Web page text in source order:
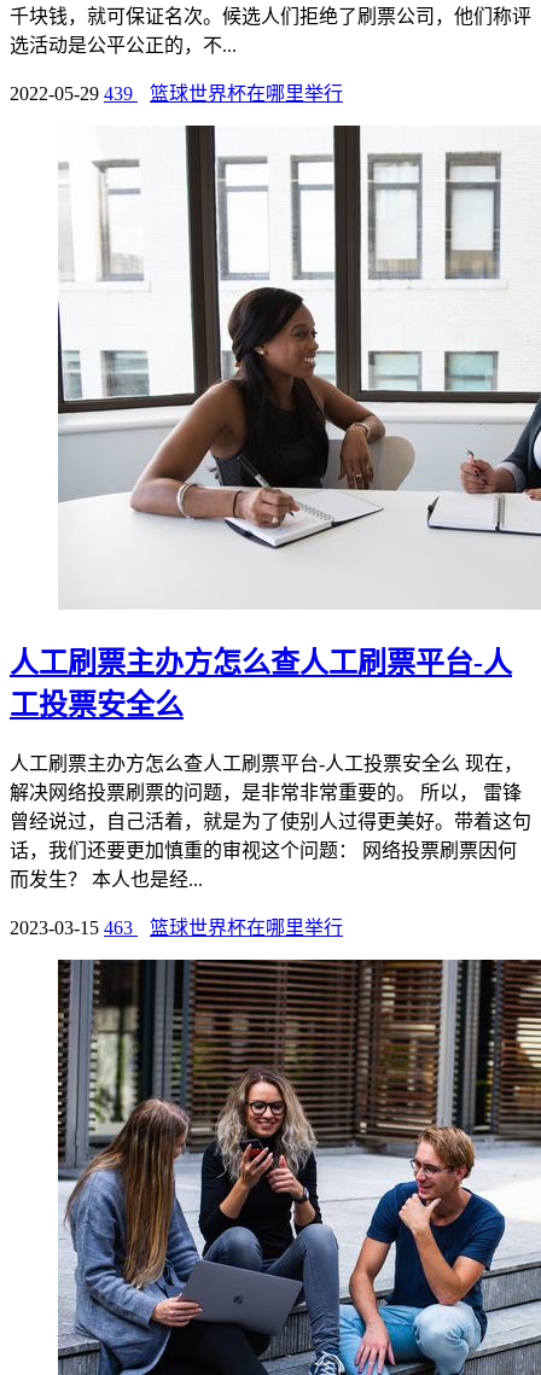
千块钱，就可保证名次。候选人们拒绝了刷票公司，他们称评
选活动是公平公正的，不...
2022-05-29 439 篮球世界杯在哪里举行
人工刷票主办方怎么查人工刷票平台-人
工投票安全么
人工刷票主办方怎么查人工刷票平台-人工投票安全么 现在，
解决网络投票刷票的问题，是非常非常重要的。 所以， 雷锋
曾经说过，自己活着，就是为了使别人过得更美好。带着这句
话，我们还要更加慎重的审视这个问题： 网络投票刷票因何
而发生？ 本人也是经...
2023-03-15 463 篮球世界杯在哪里举行